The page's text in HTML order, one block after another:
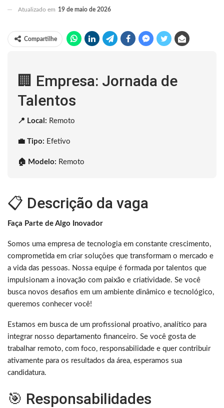
Atualizado em 19 de maio de 2026
Compartilhe
🏢 Empresa: Jornada de
Talentos
📍 Local: Remoto
💼 Tipo: Efetivo
🏠 Modelo: Remoto
📋 Descrição da vaga
Faça Parte de Algo Inovador
Somos uma empresa de tecnologia em constante crescimento,
comprometida em criar soluções que transformam o mercado e
a vida das pessoas. Nossa equipe é formada por talentos que
impulsionam a inovação com paixão e criatividade. Se você
busca novos desafios em um ambiente dinâmico e tecnológico,
queremos conhecer você!
Estamos em busca de um profissional proativo, analítico para
integrar nosso departamento financeiro. Se você gosta de
trabalhar remoto, com foco, responsabilidade e quer contribuir
ativamente para os resultados da área, esperamos sua
candidatura.
🎯 Responsabilidades